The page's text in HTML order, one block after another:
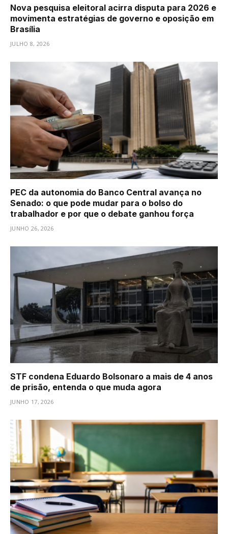
Nova pesquisa eleitoral acirra disputa para 2026 e
movimenta estratégias de governo e oposição em
Brasília
JULHO 8, 2026
PEC da autonomia do Banco Central avança no
Senado: o que pode mudar para o bolso do
trabalhador e por que o debate ganhou força
JUNHO 26, 2026
STF condena Eduardo Bolsonaro a mais de 4 anos
de prisão, entenda o que muda agora
JUNHO 17, 2026